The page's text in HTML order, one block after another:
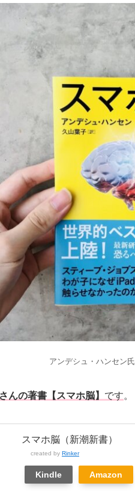
アンデシュ・ハンセン
んの著書【スマホ脳】 です。
スマホ脳（新潮新書）
created by Rinker
Kindle Amazon